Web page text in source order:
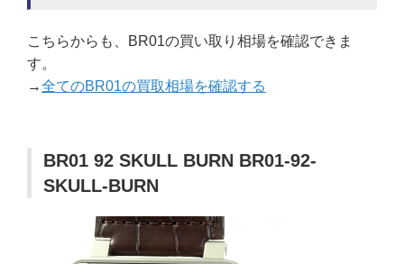
こちらからも、BR01の買い取り相場を確認できま
す。
→全てのBR01の買取相場を確認する
BR01 92 SKULL BURN BR01-92-
SKULL-BURN